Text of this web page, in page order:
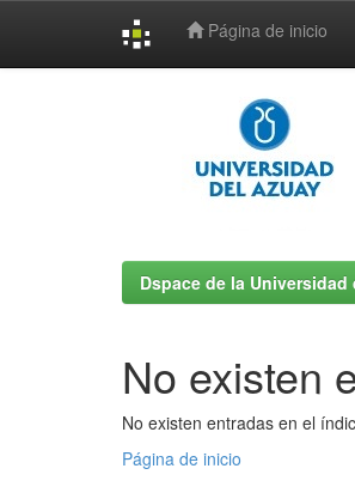
Página de inicio
Dspace de la Universidad
No existen
No existen entradas en el
Página de inicio